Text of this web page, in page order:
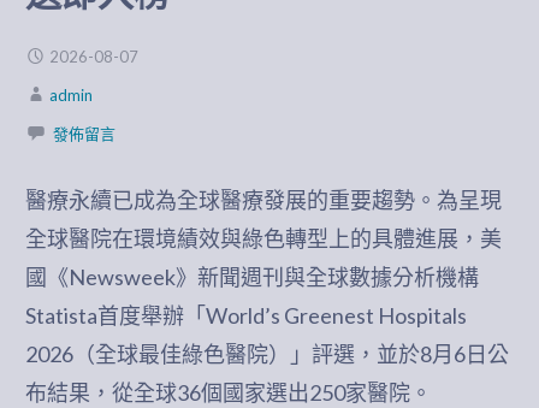
2026-08-07
admin
發佈留言
醫療永續已成為全球醫療發展的重要趨勢。為呈現
全球醫院在環境績效與綠色轉型上的具體進展，美
國《Newsweek》新聞週刊與全球數據分析機構
Statista首度舉辦「World’s Greenest Hospitals
2026（全球最佳綠色醫院）」評選，並於8月6日公
布結果，從全球36個國家選出250家醫院。